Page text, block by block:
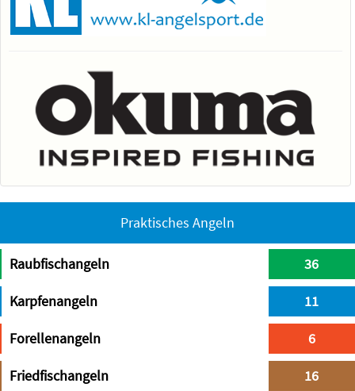
Praktisches Angeln
Raubfischangeln 36
Karpfenangeln 11
Forellenangeln 6
Friedfischangeln 16